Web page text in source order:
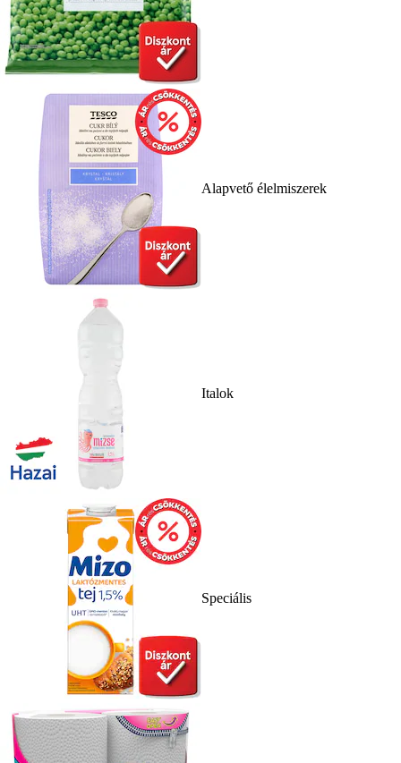
Alapvető élelmiszerek
Italok
Speciális